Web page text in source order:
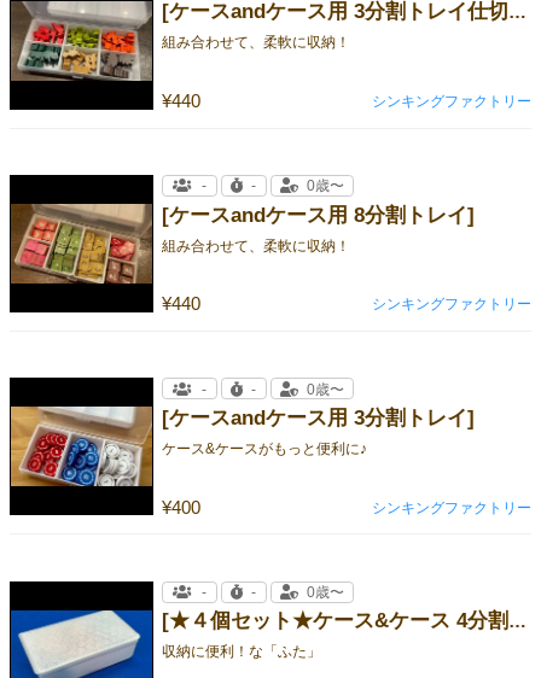
[ケースandケース用 3分割トレイ仕切り付き]
組み合わせて、柔軟に収納！
¥440 シンキングファクトリー
[ケースandケース用 8分割トレイ]
組み合わせて、柔軟に収納！
¥440
- - 0歳〜
シンキングファクトリー
[ケースandケース用 3分割トレイ]
ケース&ケースがもっと便利に♪
¥400
- - 0歳〜
シンキングファクトリー
[★４個セット★ケース&ケース 4分割トレイ 専用フタ]
収納に便利！な「ふた」
- - 0歳〜